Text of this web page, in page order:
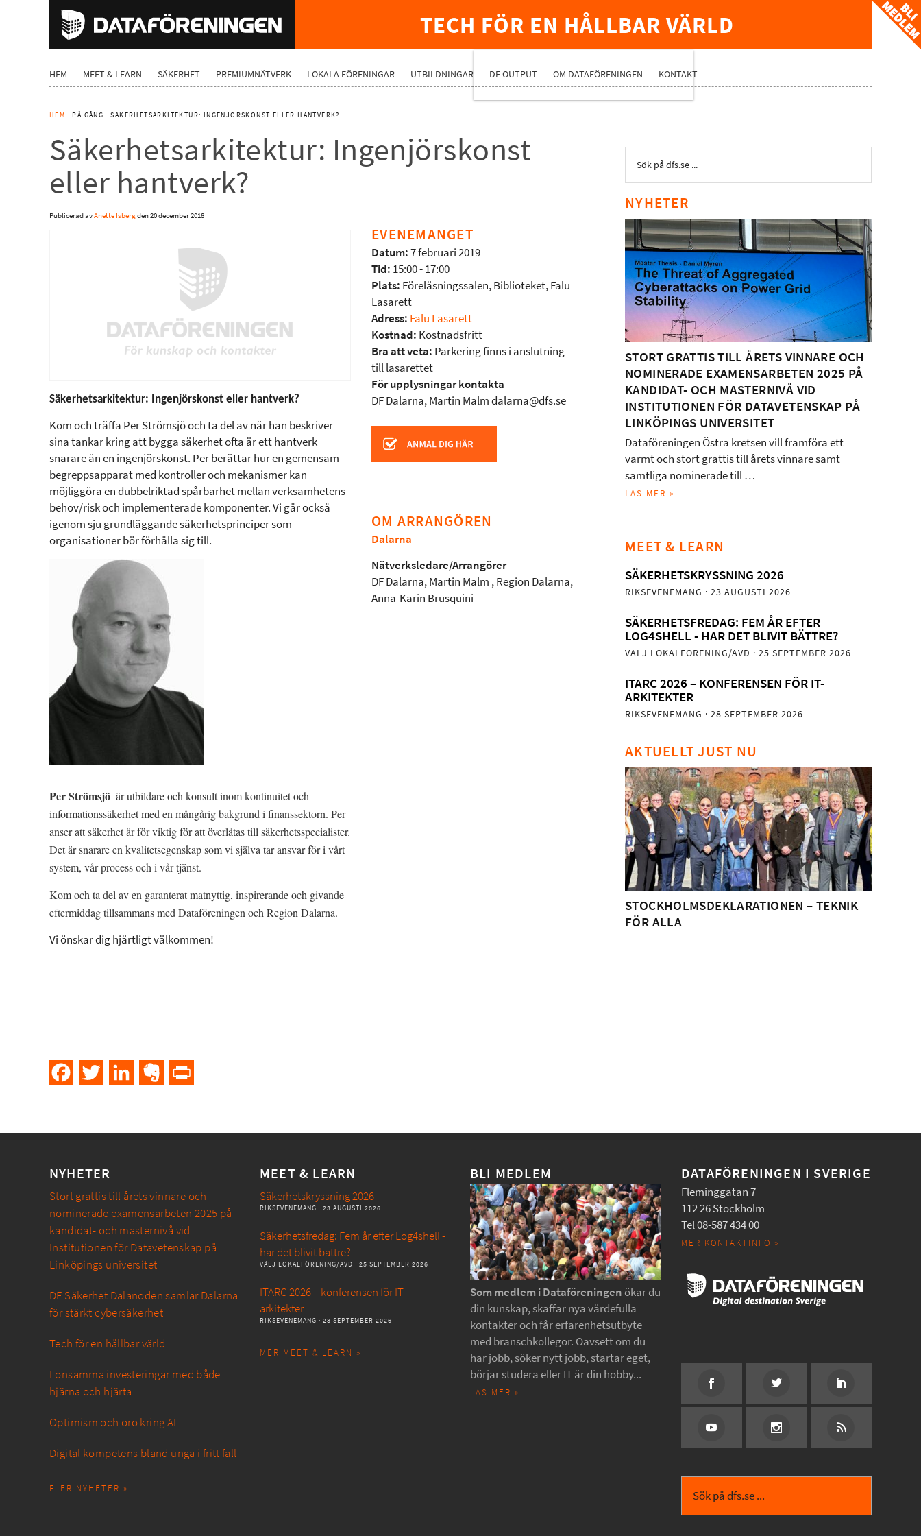
TECH FÖR EN HÅLLBAR VÄRLD
PREMIUMNÄTVERK
HEM MEET & LEARN SÄKERHET PREMIUMNÄTVERK LOKALA FÖRENINGAR UTBILDNINGAR DF OUTPUT OM DATAFÖRENINGEN KONTAKT
HEM · PÅ GÅNG · SÄKERHETSARKITEKTUR: INGENJÖRSKONST ELLER HANTVERK?
Säkerhetsarkitektur: Ingenjörskonst
eller hantverk?
Publicerad avAnette Isbergden20 december 2018
Säkerhetsarkitektur: Ingenjörskonst eller hantverk?
Kom och träffa Per Strömsjö och ta del av när han beskriver
sina tankar kring att bygga säkerhet ofta är ett hantverk
snarare än en ingenjörskonst. Per berättar hur en gemensam
begreppsapparat med kontroller och mekanismer kan
möjliggöra en dubbelriktad spårbarhet mellan verksamhetens
behov/risk och implementerade komponenter. Vi går också
igenom sju grundläggande säkerhetsprinciper som
organisationer bör förhålla sig till.
Per Strömsjö är utbildare och konsult inom kontinuitet och
informationssäkerhet med en mångårig bakgrund i finanssektorn. Per
anser att säkerhet är för viktig för att överlåtas till säkerhetsspecialister.
Det är snarare en kvalitetsegenskap som vi själva tar ansvar för i vårt
system, vår process och i vår tjänst.
Kom och ta del av en garanterat matnyttig, inspirerande och givande
eftermiddag tillsammans med Dataföreningen och Region Dalarna.
Vi önskar dig hjärtligt välkommen!
EVENEMANGET
Datum:7 februari 2019
Tid: 15:00 - 17:00
Plats: Föreläsningssalen, Biblioteket, Falu
Lasarett
Adress: Falu Lasarett
Kostnad: Kostnadsfritt
Bra att veta: Parkering finns i anslutning
till lasarettet
För upplysningar kontakta
DF Dalarna, Martin Malm dalarna@dfs.se
OM ARRANGÖREN
Dalarna
Nätverksledare/Arrangörer
DF Dalarna, Martin Malm , Region Dalarna,
Anna-Karin Brusquini
FacebookTwitter LinkedInEvernote
NYHETER
STORT GRATTIS TILL ÅRETS VINNARE OCH
NOMINERADE EXAMENSARBETEN 2025 PÅ
KANDIDAT- OCH MASTERNIVÅ VID
INSTITUTIONEN FÖR DATAVETENSKAP PÅ
LINKÖPINGS UNIVERSITET
Dataföreningen Östra kretsen vill framföra ett
varmt och stort grattis till årets vinnare samt
samtliga nominerade till …
LÄS MER »
MEET & LEARN
SÄKERHETSKRYSSNING 2026
RIKSEVENEMANG · 23 AUGUSTI 2026
SÄKERHETSFREDAG: FEM ÅR EFTER
LOG4SHELL - HAR DET BLIVIT BÄTTRE?
VÄLJ LOKALFÖRENING/AVD · 25 SEPTEMBER 2026
ITARC 2026 – KONFERENSEN FÖR IT-
ARKITEKTER
RIKSEVENEMANG · 28 SEPTEMBER 2026
AKTUELLT JUST NU
STOCKHOLMSDEKLARATIONEN – TEKNIK
FÖR ALLA
NYHETER
Stort grattis till årets vinnare och
nominerade examensarbeten 2025 på
kandidat- och masternivå vid
Institutionen för Datavetenskap på
Linköpings universitet
DF Säkerhet Dalanoden samlar Dalarna
för stärkt cybersäkerhet
Tech för en hållbar värld
Lönsamma investeringar med både
hjärna och hjärta
Optimism och oro kring AI
Digital kompetens bland unga i fritt fall
FLER NYHETER »
MEET & LEARN
Säkerhetskryssning 2026
RIKSEVENEMANG · 23 AUGUSTI 2026
Säkerhetsfredag: Fem år efter Log4shell -
har det blivit bättre?
VÄLJ LOKALFÖRENING/AVD · 25 SEPTEMBER 2026
ITARC 2026 – konferensen för IT-
arkitekter
RIKSEVENEMANG · 28 SEPTEMBER 2026
MER MEET & LEARN »
BLI MEDLEM
Som medlem i Dataföreningen ökar du
din kunskap, skaffar nya värdefulla
kontakter och får erfarenhetsutbyte
med branschkollegor. Oavsett om du
har jobb, söker nytt jobb, startar eget,
börjar studera eller IT är din hobby...
LÄS MER »
DATAFÖRENINGEN I SVERIGE
Fleminggatan 7
112 26 Stockholm
Tel 08-587 434 00
MER KONTAKTINFO »